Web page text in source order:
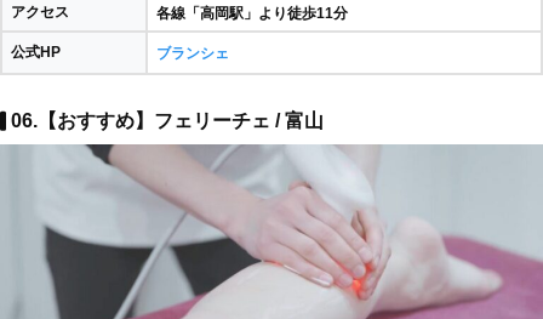
アクセス 各線「高岡駅」より徒歩11分
公式HP ブランシェ
06.【おすすめ】フェリーチェ / 富山